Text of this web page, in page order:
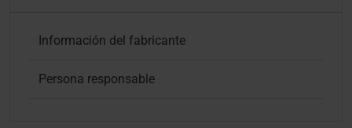
Información del fabricante
Persona responsable